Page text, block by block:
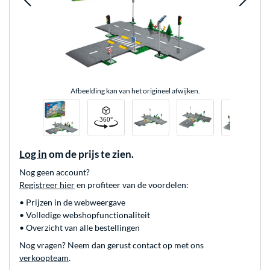
Afbeelding kan van het origineel afwijken.
Log in om de prijs te zien.
Nog geen account?
Registreer hieren profiteer van de voordelen:
• Prijzen in de webweergave
• Volledige webshopfunctionaliteit
• Overzicht van alle bestellingen
Nog vragen? Neem dan gerust contact op met ons
verkoopteam.